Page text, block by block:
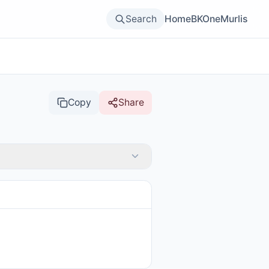
Search HomeBKOneMurlis
Copy Share